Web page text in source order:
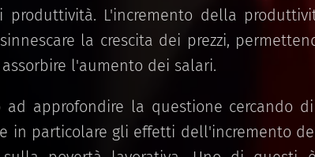
L'incremento della
la crescita dei prezzi,
l'aumento dei salari.
approfondire la questione cercando
particolare gli effetti dell'incremento